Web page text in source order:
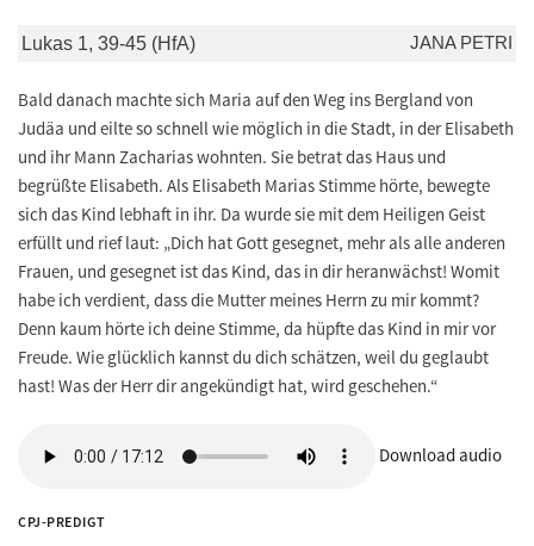
Lukas 1, 39-45 (HfA) JANA PETRI
Bald danach machte sich Maria auf den Weg ins Bergland von
Judäa und eilte so schnell wie möglich in die Stadt, in der Elisabeth
und ihr Mann Zacharias wohnten. Sie betrat das Haus und
begrüßte Elisabeth. Als Elisabeth Marias Stimme hörte, bewegte
sich das Kind lebhaft in ihr. Da wurde sie mit dem Heiligen Geist
erfüllt und rief laut: „Dich hat Gott gesegnet, mehr als alle anderen
Frauen, und gesegnet ist das Kind, das in dir heranwächst! Womit
habe ich verdient, dass die Mutter meines Herrn zu mir kommt?
Denn kaum hörte ich deine Stimme, da hüpfte das Kind in mir vor
Freude. Wie glücklich kannst du dich schätzen, weil du geglaubt
hast! Was der Herr dir angekündigt hat, wird geschehen.“
Download audio
CPJ-PREDIGT